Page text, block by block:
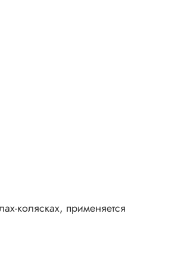
колясках, применяется